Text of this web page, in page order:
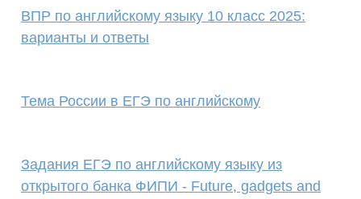
ВПР по английскому языку 10 класс 2025:
варианты и ответы
Тема России в ЕГЭ по английскому
Задания ЕГЭ по английскому языку из
открытого банка ФИПИ - Future, gadgets and